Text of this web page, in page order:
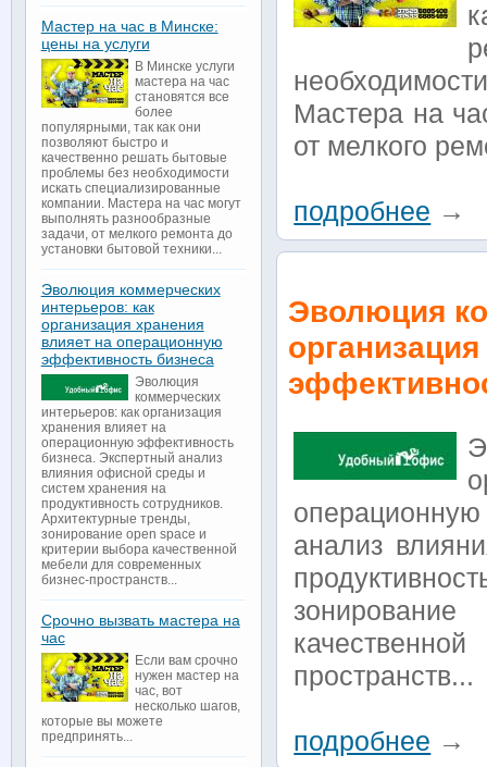
Мастера на
от мелкого
подробнее →
Эволюция
анализ
пространств...
подробнее →
Мастер на час в Минске:
цены на услуги
В Минске услуги
мастера на час
становятся все
более
популярными, так как они
позволяют быстро и
качественно решать бытовые
проблемы без необходимости
искать специализированные
компании. Мастера на час могут
выполнять разнообразные
задачи, от мелкого ремонта до
установки бытовой техники...
Эволюция коммерческих
интерьеров: как
организация хранения
влияет на операционную
эффективность бизнеса
Эволюция
коммерческих
интерьеров: как организация
хранения влияет на
операционную эффективность
бизнеса. Экспертный анализ
влияния офисной среды и
систем хранения на
продуктивность сотрудников.
Архитектурные тренды,
зонирование open space и
критерии выбора качественной
мебели для современных
бизнес-пространств...
Срочно вызвать мастера на
час
Если вам срочно
нужен мастер на
час, вот
несколько шагов,
которые вы можете
предпринять...